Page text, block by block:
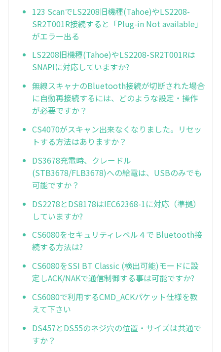
123 ScanでLS2208旧機種(Tahoe)やLS2208-
SR2T001R接続すると「Plug-in Not available」
がエラー出る
LS2208旧機種(Tahoe)やLS2208-SR2T001Rは
SNAPIに対応していますか?
無線スキャナのBluetooth接続が切断された場合
に自動再接続するには、どのような設定・操作
が必要ですか？
CS4070がスキャン出来なくなりました。リセッ
トする方法はありますか？
DS3678充電時、クレードル
(STB3678/FLB3678)への給電は、USBのみでも
可能ですか？
DS2278とDS8178はIEC62368-1に対応（準拠）
していますか?
CS6080をセキュリティレベル４で Bluetooth接
続する方法は?
CS6080をSSI BT Classic (検出可能)モードに設
定しACK/NAKで通信制御する事は可能ですか?
CS6080で利用するCMD_ACKパケット仕様を教
えて下さい
DS457とDS55のネジ穴の位置・サイズは共通で
すか？